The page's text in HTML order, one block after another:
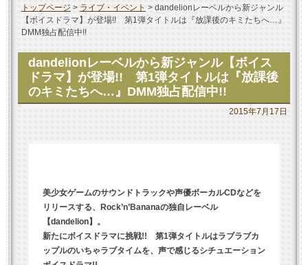
トップページ>ライブ・イベント>dandelionレーベルから新ジャンル
【ボイスドラマ】が登場!! 第1弾タイトルは『放課後のキミたちへ…』
DMM独占配信中!!
dandelionレーベルから新ジャンル【ボイス
ドラマ】が登場!! 第1弾タイトルは『放課後
のキミたちへ…』DMM独占配信中!!
2015年7月17日
美少女ゲームのサウンドトラックや声優ボーカルCDなどを
リリースする、Rock’n’Bananaの独自レーベル
【dandelion】。
新たにボイスドラマに挑戦!! 第1弾タイトルはラブラブカ
ップルのいちゃラブタイムを、声で感じるシチュエーション